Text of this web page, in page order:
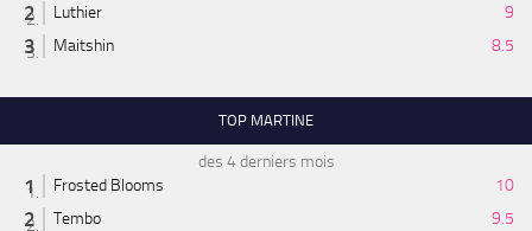
Luthier
9
Maitshin
8.5
TOP MARTINE
des 4 derniers mois
Frosted Blooms
10
Tembo
9.5